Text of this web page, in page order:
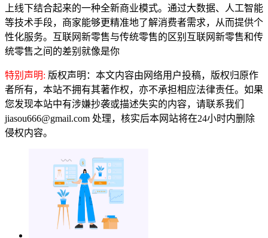
上线下结合起来的一种全新商业模式。通过大数据、人工智能
等技术手段，商家能够更精准地了解消费者需求，从而提供个
性化服务。互联网新零售与传统零售的区别互联网新零售和传
统零售之间的差别就像是你
特别声明: 版权声明：本文内容由网络用户投稿，版权归原作
者所有，本站不拥有其著作权，亦不承担相应法律责任。如果
您发现本站中有涉嫌抄袭或描述失实的内容，请联系我们
jiasou666@gmail.com 处理，核实后本网站将在24小时内删除
侵权内容。